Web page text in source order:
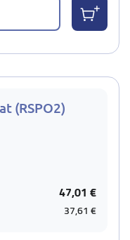
(RSPO2)
47,01 €
37,61 €